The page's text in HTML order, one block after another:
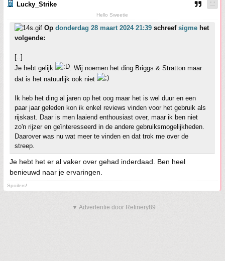
Lucky_Strike
Hello Sweetie
Op donderdag 28 maart 2024 21:39 schreef sigme het
volgende:
[..]
Je hebt gelijk
. Wij noemen het ding Briggs & Stratton maar
dat is het natuurlijk ook niet
Ik heb het ding al jaren op het oog maar het is wel duur en een
paar jaar geleden kon ik enkel reviews vinden voor het gebruik als
rijskast. Daar is men laaiend enthousiast over, maar ik ben niet
zo'n rijzer en geïnteresseerd in de andere gebruiksmogelijkheden.
Daarover was nu wat meer te vinden en dat trok me over de
streep.
Je hebt het er al vaker over gehad inderdaad. Ben heel
benieuwd naar je ervaringen.
Spoilers!
▼ Advertentie door Refinery89